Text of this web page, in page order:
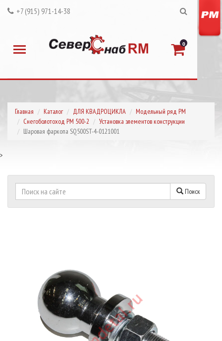
+7 (915) 971-14-38
0
Главная Каталог ДЛЯ КВАДРОЦИКЛА
Модельный ряд РМ
Снегоболотоход РМ 500-2
Установка элементов конструкции
Шаровая фаркопа SQ500ST-4-0121001
>
Поиск